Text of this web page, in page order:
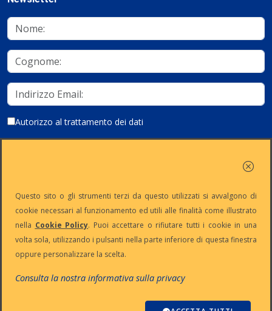
Autorizzo al trattamento dei dati
Partita Iva:
IT13383650150
Capitale
Sociale: €
10.500 i.v.
Iscrizione
REA n° MI-
Reg. Imp. n°
MI-2001-
: digiway@legalmail.it
Copyright © Digiway Srl - Designed by Digiway Srl - Powered by HCL
Questo sito o gli strumenti terzi da questo utilizzati si avvalgono di
cookie necessari al funzionamento ed utili alle finalità come illustrato
nella Cookie Policy. Puoi accettare o rifiutare tutti i cookie in una
volta sola, utilizzando i pulsanti nella parte inferiore di questa finestra
oppure personalizzare la scelta.
Consulta la nostra informativa sulla privacy